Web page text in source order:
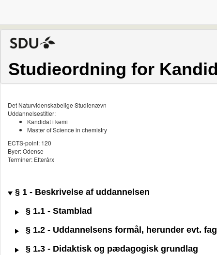
Studieordning for
Det Naturvidenskabelige Studienævn
Uddannelsestitler:
Kandidat i kemi
Master of Science in chemistry
ECTS-point: 120
Byer: Odense
Terminer: Efterårx
§ 1 - Beskrivelse af uddannelsen
§ 1.1 - Stamblad
§ 1.2 - Uddannelsens formål, herunder evt.
§ 1.3 - Didaktisk og pædagogisk grundlag